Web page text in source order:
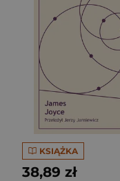
KSIĄŻKA
38,89 zł